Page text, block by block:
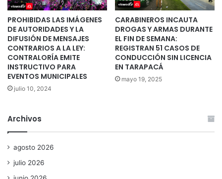
PROHIBIDAS LAS IMÁGENES
DE AUTORIDADES Y LA
DIFUSIÓN DE MENSAJES
CONTRARIOS A LA LEY:
CONTRALORÍA EMITE
INSTRUCTIVO PARA
EVENTOS MUNICIPALES
julio 10, 2024
CARABINEROS INCAUTA
DROGAS Y ARMAS DURANTE
EL FIN DE SEMANA:
REGISTRAN 51 CASOS DE
CONDUCCIÓN SIN LICENCIA
EN TARAPACÁ
mayo 19, 2025
Archivos
agosto 2026
julio 2026